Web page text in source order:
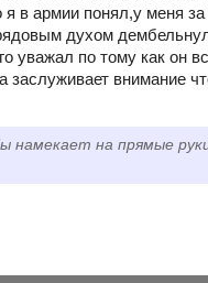
я в армии понял,у меня
духом
уважал по тому как он
внимание
намекает на прямые